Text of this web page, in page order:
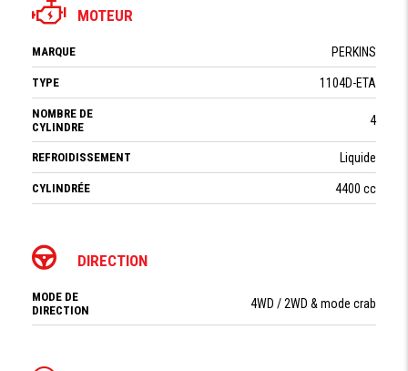
MOTEUR
MARQUE PERKINS
TYPE 1104D-ETA
NOMBRE DE
CYLINDRE
4
REFROIDISSEMENT Liquide
CYLINDRÉE 4400 cc
DIRECTION
MODE DE
DIRECTION
4WD / 2WD & mode crab